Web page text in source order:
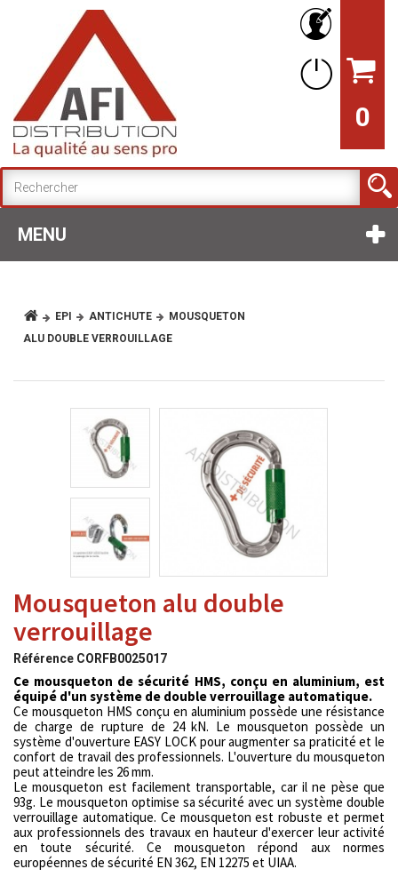
0
MENU
EPI ANTICHUTE
MOUSQUETON
ALU DOUBLE VERROUILLAGE
Mousqueton alu double
verrouillage
Référence CORFB0025017
Ce mousqueton de sécurité HMS, conçu en aluminium, est
équipé d'un système de double verrouillage automatique.
Ce mousqueton HMS conçu en aluminium possède une résistance
de charge de rupture de 24 kN. Le mousqueton possède un
système d'ouverture EASY LOCK pour augmenter sa praticité et le
confort de travail des professionnels. L'ouverture du mousqueton
peut atteindre les 26 mm.
Le mousqueton est facilement transportable, car il ne pèse que
93g. Le mousqueton optimise sa sécurité avec un système double
verrouillage automatique. Ce mousqueton est robuste et permet
aux professionnels des travaux en hauteur d'exercer leur activité
en toute sécurité. Ce mousqueton répond aux normes
européennes de sécurité EN 362, EN 12275 et UIAA.